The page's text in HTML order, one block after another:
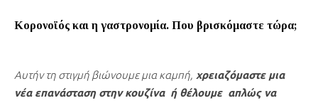
Κορονοϊός και η γαστρονομία. Που βρισκόμαστε τώρα;
Αυτήν τη στιγμή βιώνουμε μια καμπή, χρειαζόμαστε μια
νέα επανάσταση στην κουζίνα ή θέλουμε απλώς να